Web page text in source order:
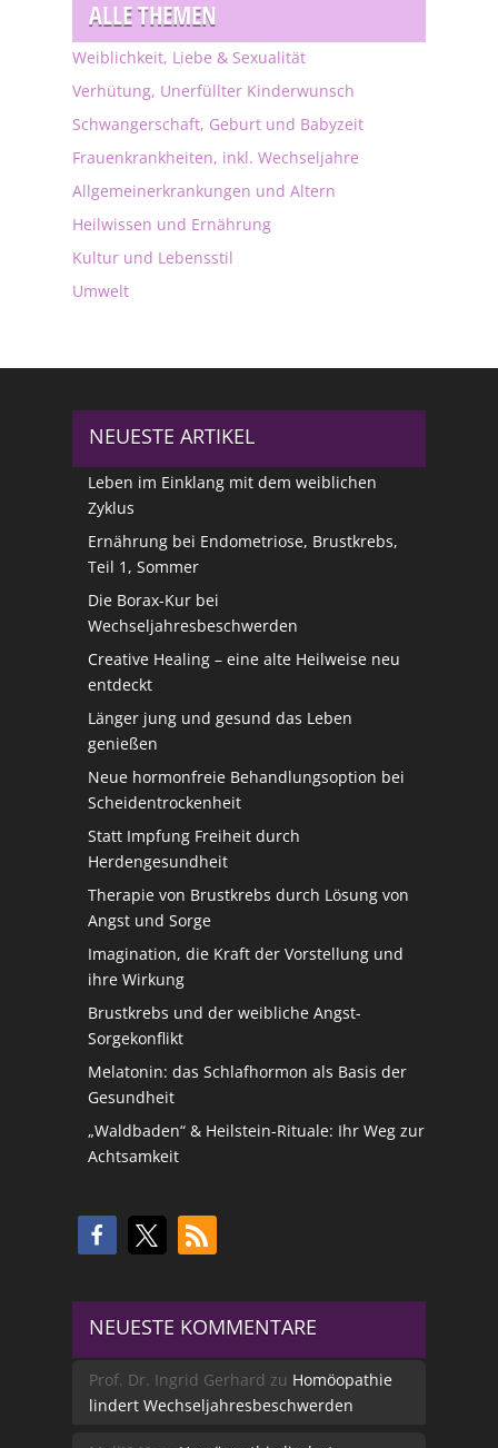
ALLE THEMEN
Weiblichkeit, Liebe & Sexualität
Verhütung, Unerfüllter Kinderwunsch
Schwangerschaft, Geburt und Babyzeit
Frauenkrankheiten, inkl. Wechseljahre
Allgemeinerkrankungen und Altern
Heilwissen und Ernährung
Kultur und Lebensstil
Umwelt
NEUESTE ARTIKEL
Leben im Einklang mit dem weiblichen
Zyklus
Ernährung bei Endometriose, Brustkrebs,
Teil 1, Sommer
Die Borax-Kur bei
Wechseljahresbeschwerden
Creative Healing – eine alte Heilweise neu
entdeckt
Länger jung und gesund das Leben
genießen
Neue hormonfreie Behandlungsoption bei
Scheidentrockenheit
Statt Impfung Freiheit durch
Herdengesundheit
Therapie von Brustkrebs durch Lösung von
Angst und Sorge
Imagination, die Kraft der Vorstellung und
ihre Wirkung
Brustkrebs und der weibliche Angst-
Sorgekonflikt
Melatonin: das Schlafhormon als Basis der
Gesundheit
„Waldbaden“ & Heilstein-Rituale: Ihr Weg zur
Achtsamkeit
NEUESTE KOMMENTARE
Prof. Dr. Ingrid Gerhard zu Homöopathie
lindert Wechseljahresbeschwerden